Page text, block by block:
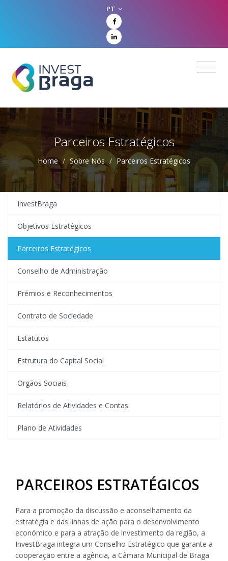
PT
Parceiros Estratégicos
Home / Sobre Nós / Parceiros Estratégicos
InvestBraga
Objetivos Estratégicos
Parceiros Estratégicos
Conselho de Administração
Prémios e Reconhecimentos
Contrato de Sociedade
Estatutos
Estrutura do Capital Social
Orgãos Sociais
Relatórios de Atividades e Contas
Plano de Atividades
PARCEIROS ESTRATÉGICOS
Para a promoção da discussão e aconselhamento da
estratégia e das linhas de ação para o desenvolvimento
económico e para a atração de investimento da região, a
InvestBraga integra um Conselho Estratégico que garante a
cooperação entre a agência, a Câmara Municipal de Braga